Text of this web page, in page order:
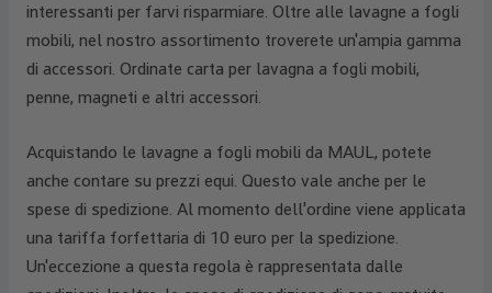
interessanti per farvi risparmiare. Oltre alle lavagne a fogli
mobili, nel nostro assortimento troverete un'ampia gamma
di accessori. Ordinate carta per lavagna a fogli mobili,
penne, magneti e altri accessori.
Acquistando le lavagne a fogli mobili da MAUL, potete
anche contare su prezzi equi. Questo vale anche per le
spese di spedizione. Al momento dell'ordine viene applicata
una tariffa forfettaria di 10 euro per la spedizione.
Un'eccezione a questa regola è rappresentata dalle